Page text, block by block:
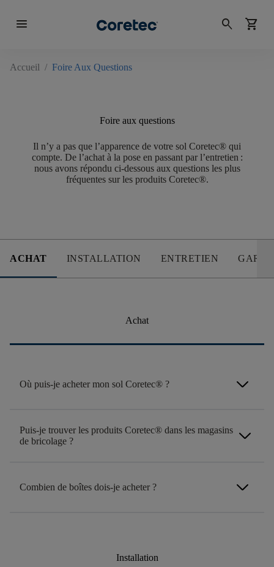
menu search shopping_cart
Accueil / Foire Aux Questions
Foire aux questions
Il n’y a pas que l’apparence de votre sol Coretec® qui
compte. De l’achat à la pose en passant par l’entretien :
nous avons répondu ci-dessous aux questions les plus
fréquentes sur les produits Coretec®.
ACHAT INSTALLATION ENTRETIEN
Achat
Où puis-je acheter mon sol Coretec® ? arrow_forward_ios
Puis-je trouver les produits Coretec® dans les magasins
de bricolage ?
arrow_forward_ios
Combien de boîtes dois-je acheter ? arrow_forward_ios
Installation